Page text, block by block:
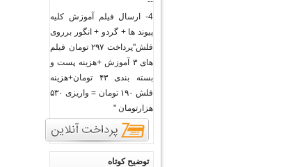
4- ارسال فیلم آموزش کلیه
پیوند ها + گردو + انگور برروی
فلش"پرداخت ۲۹۷ تومان فیلم
های ۳ آموزش +هزینه پست و
بسته بندی ۴۳ تومان+هزینه
فلش ۱۹۰ تومان = واریزی ۵۳۰
هزارتومان "
توضیح کوتاه